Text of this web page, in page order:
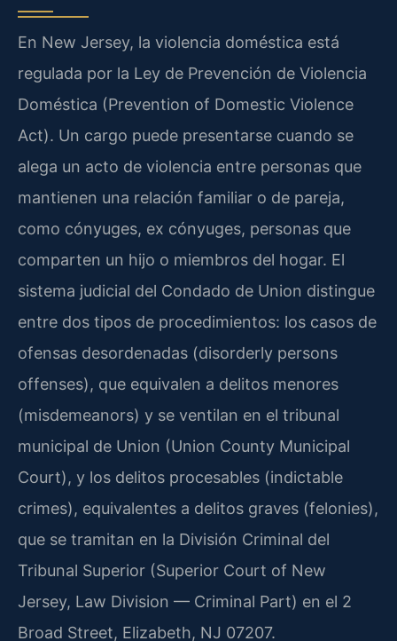
En New Jersey, la violencia doméstica está
regulada por la Ley de Prevención de Violencia
Doméstica (Prevention of Domestic Violence
Act). Un cargo puede presentarse cuando se
alega un acto de violencia entre personas que
mantienen una relación familiar o de pareja,
como cónyuges, ex cónyuges, personas que
comparten un hijo o miembros del hogar. El
sistema judicial del Condado de Union distingue
entre dos tipos de procedimientos: los casos de
ofensas desordenadas (disorderly persons
offenses), que equivalen a delitos menores
(misdemeanors) y se ventilan en el tribunal
municipal de Union (Union County Municipal
Court), y los delitos procesables (indictable
crimes), equivalentes a delitos graves (felonies),
que se tramitan en la División Criminal del
Tribunal Superior (Superior Court of New
Jersey, Law Division — Criminal Part) en el 2
Broad Street, Elizabeth, NJ 07207.